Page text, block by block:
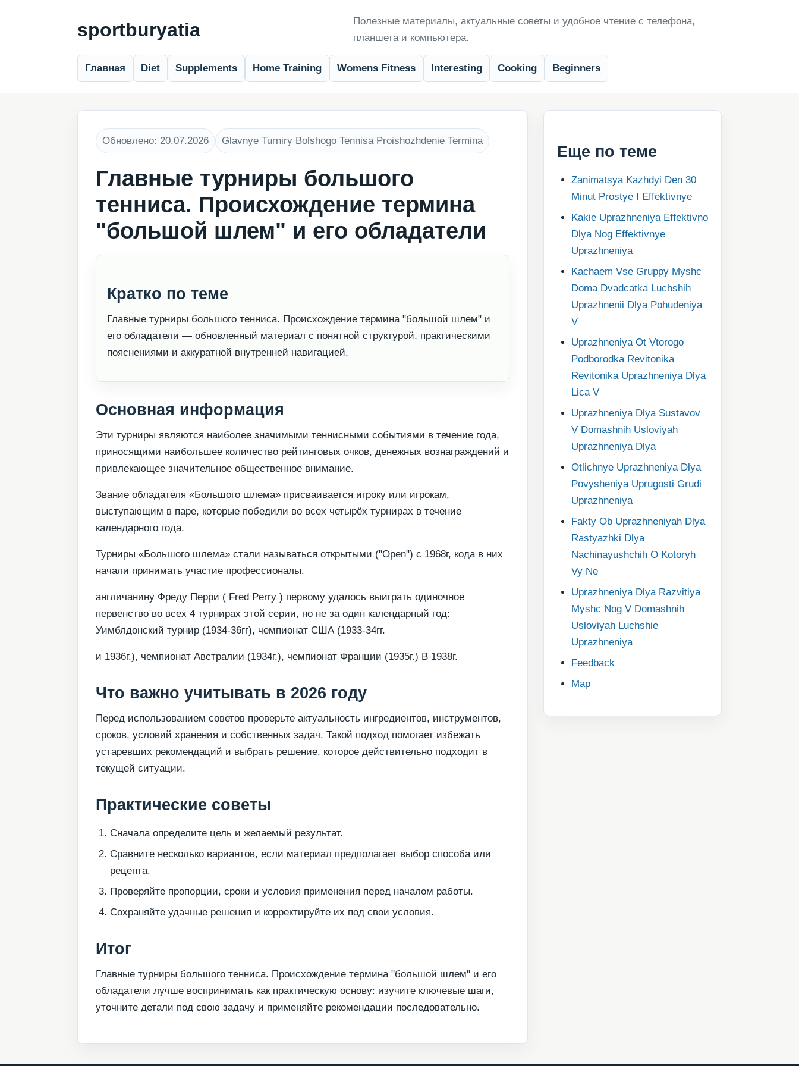
sportburyatia
Полезные материалы, актуальные советы и удобное чтение с телефона,
планшета и компьютера.
Главная Diet Supplements Home Training Womens Fitness Interesting Cooking Beginners
Обновлено: 20.07.2026 Glavnye Turniry Bolshogo Tennisa Proishozhdenie Termina
Главные турниры большого
тенниса. Происхождение термина
"большой шлем" и его обладатели
Кратко по теме
Главные турниры большого тенниса. Происхождение термина "большой шлем" и
его обладатели — обновленный материал с понятной структурой, практическими
пояснениями и аккуратной внутренней навигацией.
Основная информация
Эти турниры являются наиболее значимыми теннисными событиями в течение года,
приносящими наибольшее количество рейтинговых очков, денежных вознаграждений и
привлекающее значительное общественное внимание.
Звание обладателя «Большого шлема» присваивается игроку или игрокам,
выступающим в паре, которые победили во всех четырёх турнирах в течение
календарного года.
Турниры «Большого шлема» стали называться открытыми ("Open") с 1968г, кода в них
начали принимать участие профессионалы.
англичанину Фреду Перри ( Fred Perry ) первому удалось выиграть одиночное
первенство во всех 4 турнирах этой серии, но не за один календарный год:
Уимблдонский турнир (1934-36гг), чемпионат США (1933-34гг.
и 1936г.), чемпионат Австралии (1934г.), чемпионат Франции (1935г.) В 1938г.
Что важно учитывать в 2026 году
Перед использованием советов проверьте актуальность ингредиентов, инструментов,
сроков, условий хранения и собственных задач. Такой подход помогает избежать
устаревших рекомендаций и выбрать решение, которое действительно подходит в
текущей ситуации.
Практические советы
Сначала определите цель и желаемый результат.
Сравните несколько вариантов, если материал предполагает выбор способа или
рецепта.
Проверяйте пропорции, сроки и условия применения перед началом работы.
Сохраняйте удачные решения и корректируйте их под свои условия.
Итог
Главные турниры большого тенниса. Происхождение термина "большой шлем" и его
обладатели лучше воспринимать как практическую основу: изучите ключевые шаги,
уточните детали под свою задачу и применяйте рекомендации последовательно.
Еще по теме
Zanimatsya Kazhdyi Den 30
Minut Prostye I Effektivnye
Kakie Uprazhneniya Effektivno
Dlya Nog Effektivnye
Uprazhneniya
Kachaem Vse Gruppy Myshc
Doma Dvadcatka Luchshih
Uprazhnenii Dlya Pohudeniya
V
Uprazhneniya Ot Vtorogo
Podborodka Revitonika
Revitonika Uprazhneniya Dlya
Lica V
Uprazhneniya Dlya Sustavov
V Domashnih Usloviyah
Uprazhneniya Dlya
Otlichnye Uprazhneniya Dlya
Povysheniya Uprugosti Grudi
Uprazhneniya
Fakty Ob Uprazhneniyah Dlya
Rastyazhki Dlya
Nachinayushchih O Kotoryh
Vy Ne
Uprazhneniya Dlya Razvitiya
Myshc Nog V Domashnih
Usloviyah Luchshie
Uprazhneniya
Feedback
Map